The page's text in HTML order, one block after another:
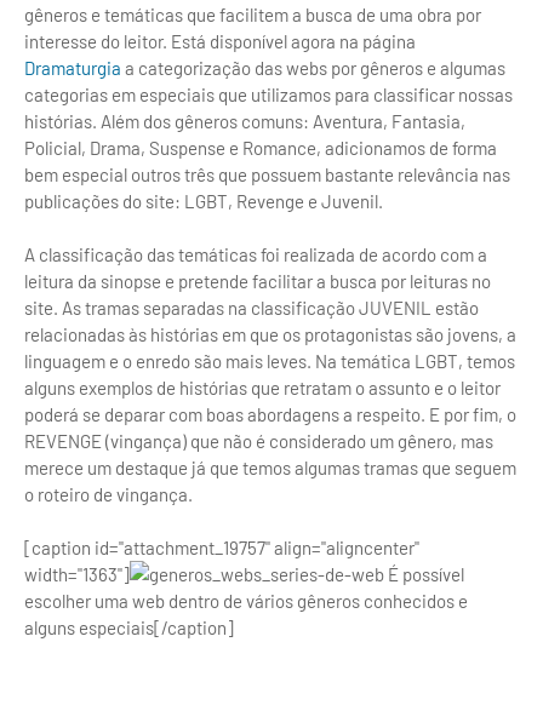
gêneros e temáticas que facilitem a busca de uma obra por
interesse do leitor. Está disponível agora na página
Dramaturgia a categorização das webs por gêneros e algumas
categorias em especiais que utilizamos para classificar nossas
histórias. Além dos gêneros comuns: Aventura, Fantasia,
Policial, Drama, Suspense e Romance, adicionamos de forma
bem especial outros três que possuem bastante relevância nas
publicações do site: LGBT, Revenge e Juvenil.
A classificação das temáticas foi realizada de acordo com a
leitura da sinopse e pretende facilitar a busca por leituras no
site. As tramas separadas na classificação JUVENIL estão
relacionadas às histórias em que os protagonistas são jovens, a
linguagem e o enredo são mais leves. Na temática LGBT, temos
alguns exemplos de histórias que retratam o assunto e o leitor
poderá se deparar com boas abordagens a respeito. E por fim, o
REVENGE (vingança) que não é considerado um gênero, mas
merece um destaque já que temos algumas tramas que seguem
o roteiro de vingança.
[caption id="attachment_19757" align="aligncenter"
width="1363"]
É possível
escolher uma web dentro de vários gêneros conhecidos e
alguns especiais[/caption]